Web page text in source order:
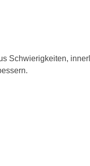
Schwierigkeiten,